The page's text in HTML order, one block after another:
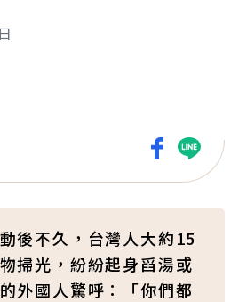
後不久，台灣人大約15
掃光，紛紛起身舀湯或
外國人驚呼：「你們都